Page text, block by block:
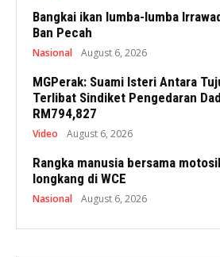
Bangkai ikan lumba-lumba
Ban Pecah
Nasional August 6, 2026
MGPerak: Suami Isteri Antara
Terlibat Sindiket Pengedaran
RM794,827
Video August 6, 2026
Rangka manusia bersama
longkang di WCE
Nasional August 6, 2026